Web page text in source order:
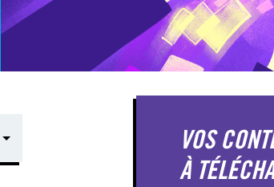
VOS
À